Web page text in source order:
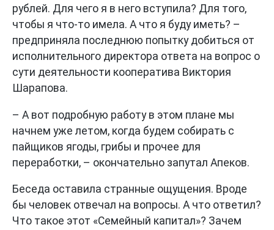
рублей. Для чего я в него вступила? Для того,
чтобы я что-то имела. А что я буду иметь? –
предприняла последнюю попытку добиться от
исполнительного директора ответа на вопрос о
сути деятельности кооператива Виктория
Шарапова.
– А вот подробную работу в этом плане мы
начнем уже летом, когда будем собирать с
пайщиков ягоды, грибы и прочее для
переработки, – окончательно запутал Апеков.
Беседа оставила странные ощущения. Вроде
бы человек отвечал на вопросы. А что ответил?
Что такое этот «Семейный капитал»? Зачем